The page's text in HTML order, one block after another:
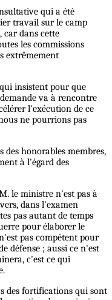
qui a été
travail sur le camp
car dans cette
les commissions
extrêmement
insistent pour que
va à rencontre
l'exécution de ce
ne pourrions pas
des honorables membres,
à l'égard des
le ministre n'est pas à
dans l'examen
pas autant de temps
pour élaborer le
pas compétent pour
défense ; aussi ce n'est
c'est ce qui
des fortifications qui sont